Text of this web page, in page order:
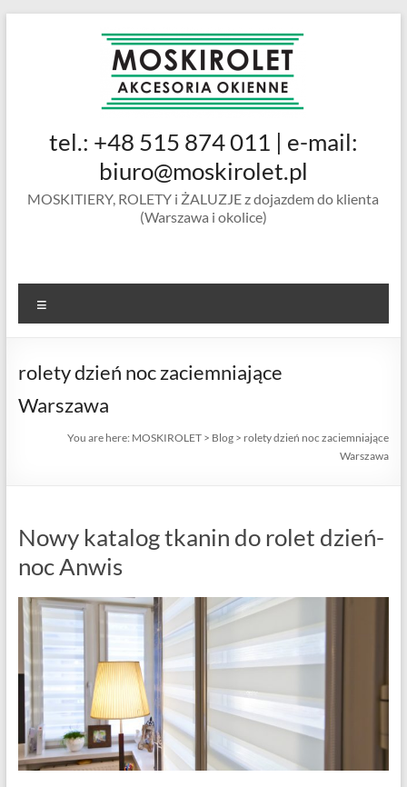
MOSKIROLET
siatki na
okienne |
ramkowe i
drzwiowe
tel.: +48 515 874 011 | e-mail:
biuro@moskirolet.pl
MOSKITIERY, ROLETY i ŻALUZJE z dojazdem do klienta
(Warszawa i okolice)
rolety dzień noc zaciemniające
Warszawa
You are here: MOSKIROLET > Blog > rolety dzień noc zaciemniające
Warszawa
Nowy katalog tkanin do rolet dzień-
noc Anwis